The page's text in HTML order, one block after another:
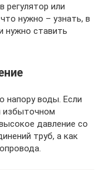
регулятор или
нужно – узнать, в
нужно ставить
напору воды. Если
избыточном
давление со
труб, а как